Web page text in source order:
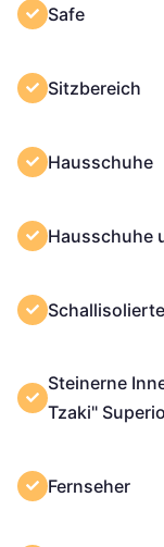
Safe
Sitzbereich
Hausschuhe
Hausschuhe
Steinerne
Tzaki"
Fernseher